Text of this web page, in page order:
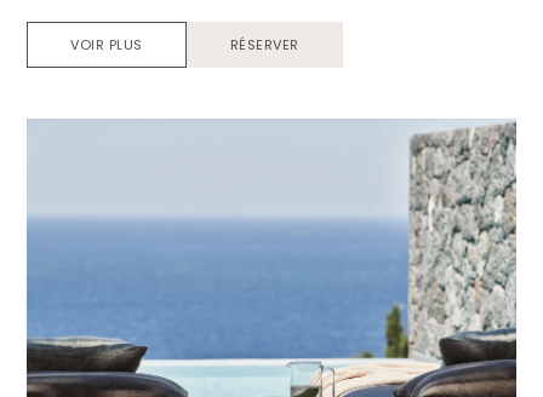
VOIR PLUS RÉSERVER